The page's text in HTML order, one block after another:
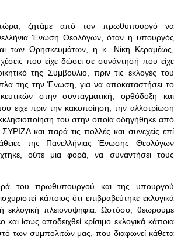
ζητάμε από τον πρωθυπουργό να
Ένωση Θεολόγων, όταν η υπουργός
των Θρησκευμάτων, η κ. Νίκη Κεραμέως,
που είχε δώσει σε συνάντησή που είχε
της Συμβούλιο, πριν τις εκλογές του
της την Ένωση, για να αποκαταστήσει το
στην συνταγματική, ορθόδοξη και
είχε πριν την κακοποίηση, την αλλοτρίωση
του στην οποία οδηγήθηκε από
και παρά τις πολλές και συνεχείς επί
της Πανελλήνιας Ένωσης Θεολόγων
ούτε μια φορά, να συναντήσει τους
του πρωθυπουργού και της υπουργού
κάποιος ότι επιβραβεύτηκε εκλογικά
εκλογική πλειονοψηφία. Ωστόσο, θεωρούμε
και ίσως αποδειχθεί κρίσιμο εκλογικά κάποια
των συμπολιτών μας, που διαφωνεί κάθετα